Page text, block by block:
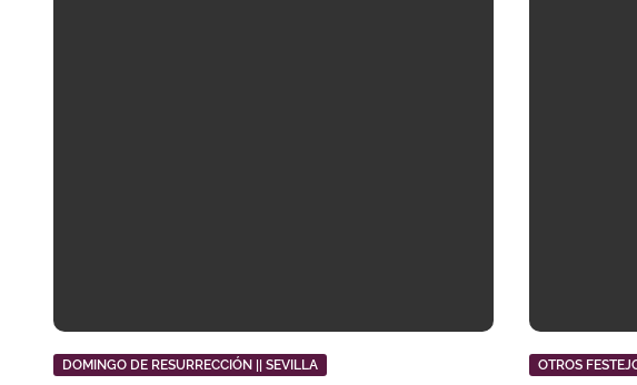
DOMINGO DE RESURRECCIÓN || SEVILLA OTROS